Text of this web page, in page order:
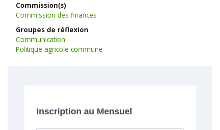
Commission(s)
Commission des finances
Groupes de réflexion
Communication
Politique agricole commune